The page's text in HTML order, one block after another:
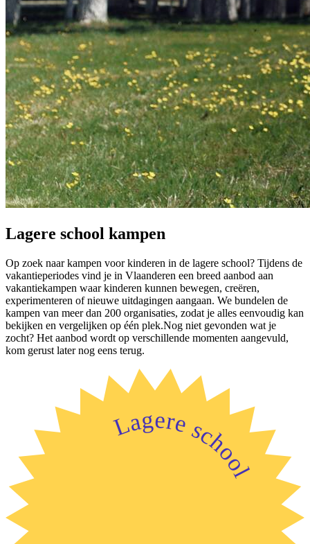
Lagere school kampen
Op zoek naar kampen voor kinderen in de lagere school? Tijdens de
vakantieperiodes vind je in Vlaanderen een breed aanbod aan
vakantiekampen waar kinderen kunnen bewegen, creëren,
experimenteren of nieuwe uitdagingen aangaan. We bundelen de
kampen van meer dan 200 organisaties, zodat je alles eenvoudig kan
bekijken en vergelijken op één plek.Nog niet gevonden wat je
zocht? Het aanbod wordt op verschillende momenten aangevuld,
kom gerust later nog eens terug.
Lagere school